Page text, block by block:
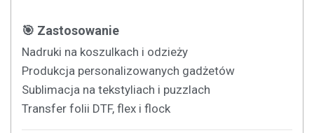
🎯 Zastosowanie
Nadruki na koszulkach i odzieży
Produkcja personalizowanych gadżetów
Sublimacja na tekstyliach i puzzlach
Transfer folii DTF, flex i flock